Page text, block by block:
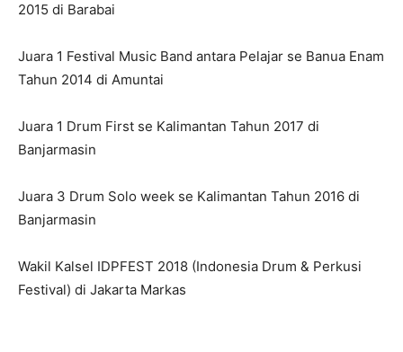
2015 di Barabai
Juara 1 Festival Music Band antara Pelajar se Banua Enam
Tahun 2014 di Amuntai
Juara 1 Drum First se Kalimantan Tahun 2017 di
Banjarmasin
Juara 3 Drum Solo week se Kalimantan Tahun 2016 di
Banjarmasin
Wakil Kalsel IDPFEST 2018 (Indonesia Drum & Perkusi
Festival) di Jakarta Markas